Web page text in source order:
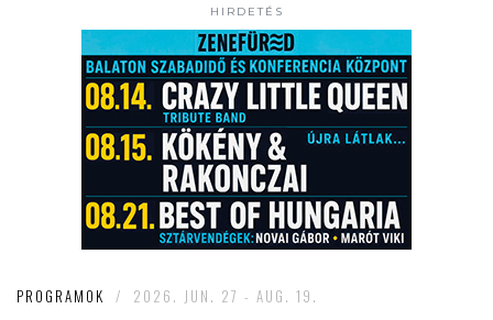
HIRDETÉS
PROGRAMOK / 2026. JUN. 27 - AUG. 19.